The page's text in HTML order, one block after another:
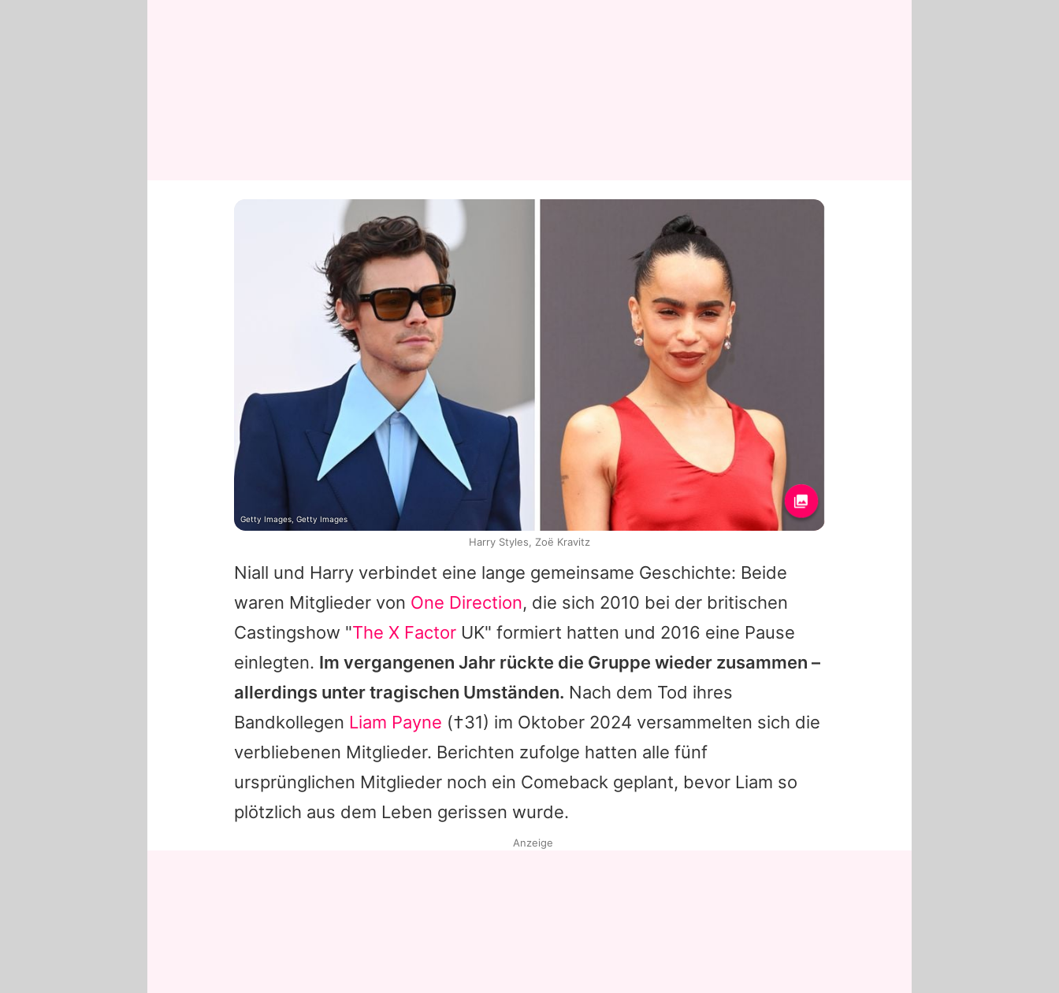
Niall und Harry verbindet eine lange gemeinsame Geschichte: Beide
waren Mitglieder von One Direction, die sich 2010 bei der britischen
Castingshow "The X Factor UK" formiert hatten und 2016 eine Pause
einlegten. Im vergangenen Jahr rückte die Gruppe wieder zusammen –
allerdings unter tragischen Umständen. Nach dem Tod ihres
Bandkollegen Liam Payne (†31) im Oktober 2024 versammelten sich die
verbliebenen Mitglieder. Berichten zufolge hatten alle fünf
ursprünglichen Mitglieder noch ein Comeback geplant, bevor Liam so
plötzlich aus dem Leben gerissen wurde.
Getty Images, Getty Images
Harry Styles, Zoё Kravitz
Anzeige